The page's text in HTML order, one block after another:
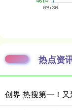
热点资
创界 热搜第一！